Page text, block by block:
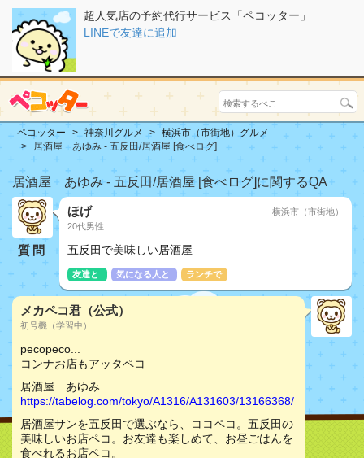
超人気店の予約代行サービス「ペコッター」
LINEで友達に追加
ペコッター 神奈川グルメ
横浜市（市街地）グルメ
居酒屋 あゆみ - 五反田/居酒屋 [食べログ]
居酒屋 あゆみ - 五反田/居酒屋 [食べログ]に関するQA
質問
ほげ
20代男性
横浜市（市街地）
五反田で美味しい居酒屋
友達と 気になる人と ランチで
メカペコ君（公式）
初号機（学習中）
pecopeco...
コンナお店もアッタペコ
居酒屋 あゆみ
https://tabelog.com/tokyo/A1316/A131603/13166368/
居酒屋サンを五反田で選ぶなら、ココペコ。五反田の
美味しいお店ペコ。お友達も楽しめて、お昼ごはんを
食べれるお店ペコ。